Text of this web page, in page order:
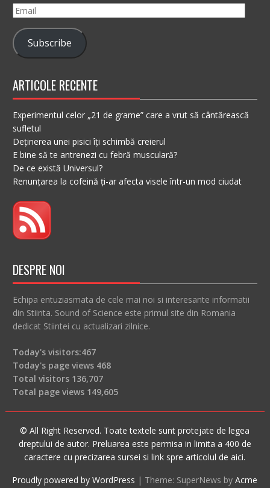
Email
Subscribe
ARTICOLE RECENTE
Experimentul celor „21 de grame” care a vrut să cântărească
sufletul
Deținerea unei pisici îți schimbă creierul
E bine să te antrenezi cu febră musculară?
De ce există Universul?
Renunțarea la cofeină ți-ar afecta visele într-un mod ciudat
DESPRE NOI
Echipa entuziasmata de cele mai noi si interesante informatii
din Stiinta. Sound of Science este primul site din Romania
dedicat Stiintei cu actualizari zilnice.
Today's visitors:467
Today's page views 468
Total visitors 136,707
Total page views 149,605
© All Right Reserved. Toate textele sunt protejate de legea
dreptului de autor. Preluarea este permisa in limita a 400 de
caractere cu precizarea sursei si link spre articolul de aici.
Proudly powered by WordPress | Theme: SuperNews byAcme